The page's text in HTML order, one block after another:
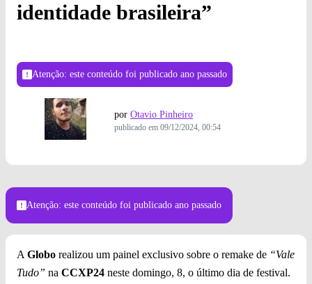
identidade brasileira”
Atenção: este conteúdo foi publicado ano passado
por Otavio Pinheiro
publicado em 09/12/2024, 00:54
Atenção: este conteúdo foi publicado ano passado
A Globo realizou um painel exclusivo sobre o remake de “Vale
Tudo” na CCXP24 neste domingo, 8, o último dia de festival.